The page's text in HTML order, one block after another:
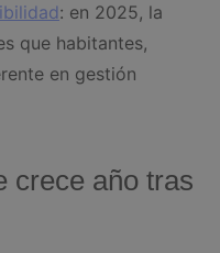
: en 2025, la
que habitantes,
en gestión
crece año tras